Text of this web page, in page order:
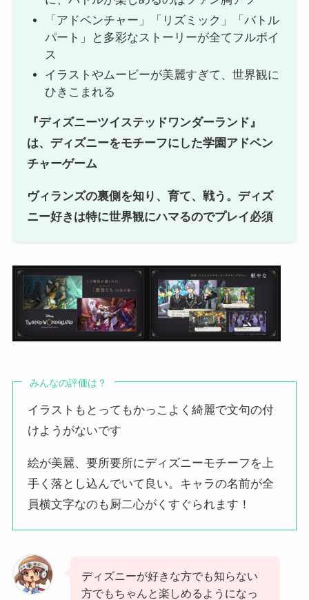
「アドベンチャー」「リズミック」「バトル
パート」と多彩なストーリーが全てフルボイ
ス
イラストやムービーが美麗すぎて、世界観に
ひきこまれる
『ディズニーツイステッドワンダーランド』
は、ディズニーをモチーフにした学園アドベン
チャーゲーム
ヴィランズの裏側を知り、育て、戦う。ディズ
ニー好きは特に世界観にハマるのでプレイ必須
みんなの評価は？
イラストもとってもかっこよく綺麗で文句の付
けようがないです
絵が美麗、要所要所にディズニーモチーフを上
手く落とし込んでいて良い。キャラの名前が全
員横文字なのも厨二心がくすぐられます！
ディズニーが好きな方でも知らない
方でもちゃんと楽しめるようになっ